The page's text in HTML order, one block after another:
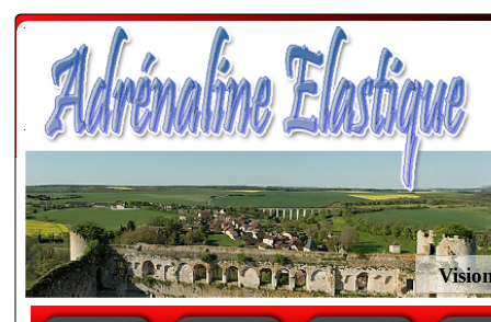
Saut à l’élastique Val de Marne . Saut à
Val de Marne . Saut élastique Val de Marne . Saut
l’elastique Val de Marne . Saut a l élastique Val de
Marne . Saut en elastique Val de Marne.Saut à
elastique Val de Marne . Saut à l élastique Val de
Saut a l elastique Val de Marne . Saut a l’elastique
Val de Marne . Saut en élastique Val de Marne .
.
.